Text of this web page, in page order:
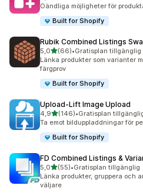
Oändliga möjligheter för
Built for Shopify
Rubik Combined Listings
5,0av 5 stjärnor
(66)
66 recensioner totalt
•Gratisplan tillgänglig
Länka produkter som varianter
färgprov
Built for Shopify
Upload‑Lift Image Upload
4,9av 5 stjärnor
(146)
146 recensioner totalt
•Gratisplan
Ta emot bilduppladdningar för
Built for Shopify
FD Combined Listings &
5,0av 5 stjärnor
(55)
55 recensioner totalt
•Gratisplan tillgänglig
Länka produkter, gruppera och
väljare